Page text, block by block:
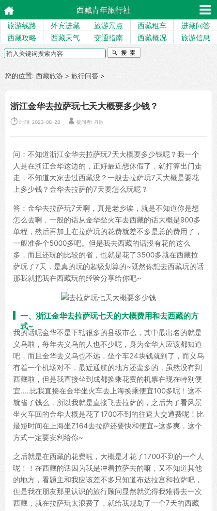
西藏青年旅行社
旅游线路 外宾进藏 旅游景点 西藏租车
进藏问答
西藏攻略
西藏天气 交通指南 西藏概况 旅游信息
您的位置: 西藏旅游 > 旅行问答 >
浙江金华去拉萨玩七天大概要多少钱？
 时间: 2023-08-28  提问者: 丹歌
问：不知道浙江金华去拉萨玩7天大概要多少钱呢？我一个
人是在浙江金华这边的，正好最近想休假了，就打算出门走
走，不知道大家去过西藏没？一般去拉萨玩7天大概是要花
上多少钱？金华去拉萨的7天要怎么玩呢？
答：金华去拉萨玩7天啊，真是老乡诶，就是不知道你是想
怎么去啊，一般的话从金华坐火车去西藏的话大概是900多
单程，然后再加上在拉萨玩的花费就差不多是总的费用了，
一般准备个5000多吧。但是我去西藏的话没有花的这么
多，而且还玩的比较的省，也就是花了3500多就在西藏拉
萨玩了7天，是真的玩的超级划算的~既然你想去西藏玩的话
那我就把我在西藏玩的经验分享给你吧~
一、浙江金华去拉萨玩七天的大概费用和去西藏的方
式~
我的话呢金华不是下辖很多的县级市么，其中最出名的就是
义乌啦，每年去义乌的人也不少呢，身为金华人应该都知道
吧，而且金华去义乌也不远，坐个车24块钱就到了，而义乌
有着一个机场对不，最近通航的地方还蛮多的，虽然没有到
西藏啦，但是我直接坐到成都换乘花费的机票在现在特别便
宜…..比我直接在金华坐火车去上海换乘便宜100多呢！这不
就省了钱么，所以我就是直接飞去拉萨的，之后为了看风景
坐火车回的金华大概是花了1700不到的往返大交通费呢！比
最短时间在上海坐Z164去拉萨还要快和便宜~这多爽，这个
方式一定要安利给你~
之后就是在西藏的花费啦，大概是才花了1700不到的一个人
呢！！在西藏的话因为我是冲着拉萨去的嘛，又不知道其他
的地方，看题主和我应该差不多只知道布达拉宫和拉萨吧，
但是我在朋友那里认识的旅行顾问显然就觉得我难得去一次
西藏，就在拉萨玩太浪费了，就给我规划了一个7天的西藏